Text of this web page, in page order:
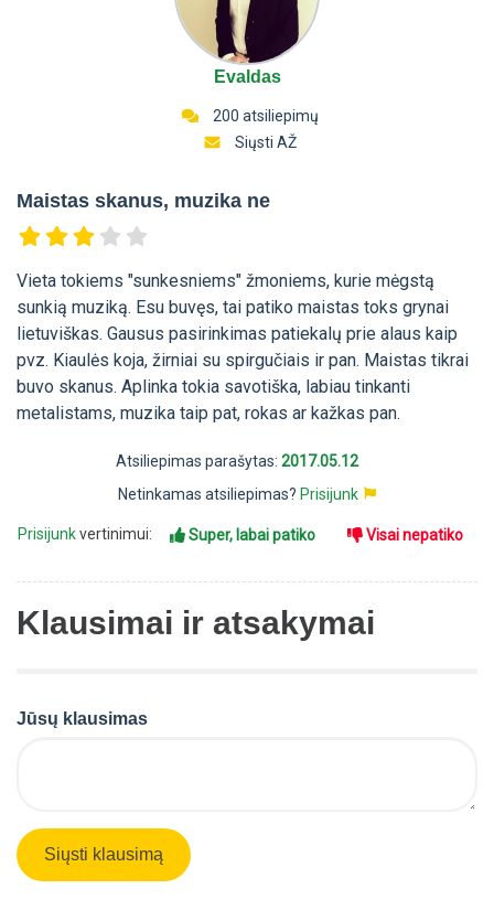
Evaldas
200 atsiliepimų
Siųsti AŽ
Maistas skanus, muzika ne
Vieta tokiems "sunkesniems" žmoniems, kurie mėgstą
sunkią muziką. Esu buvęs, tai patiko maistas toks grynai
lietuviškas. Gausus pasirinkimas patiekalų prie alaus kaip
pvz. Kiaulės koja, žirniai su spirgučiais ir pan. Maistas tikrai
buvo skanus. Aplinka tokia savotiška, labiau tinkanti
metalistams, muzika taip pat, rokas ar kažkas pan.
Atsiliepimas parašytas: 2017.05.12
Netinkamas atsiliepimas? Prisijunk
Prisijunkvertinimui: Super, labai patiko Visai nepatiko
Klausimai ir atsakymai
Jūsų klausimas